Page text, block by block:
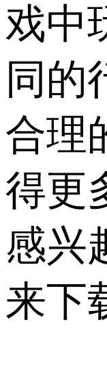
戏中
同的
合理
得更
感兴
来下